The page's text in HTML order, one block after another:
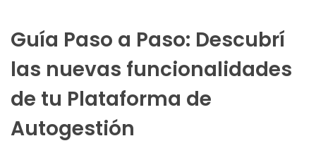
Guía Paso a Paso: Descubrí
las nuevas funcionalidades
de tu Plataforma de
Autogestión